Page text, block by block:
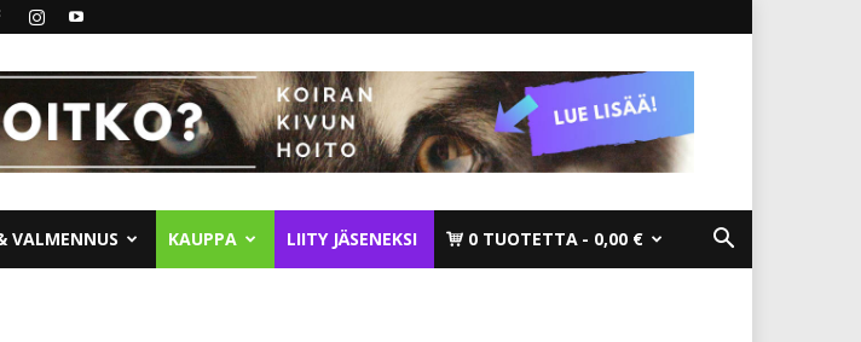
VALMENNUS KAUPPA LIITY JÄSENEKSI 0 TUOTETTA 0,00 €